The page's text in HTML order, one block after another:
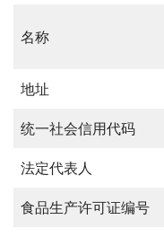
名称
地址
统一社会信用代码
法定代表人
食品生产许可证编号